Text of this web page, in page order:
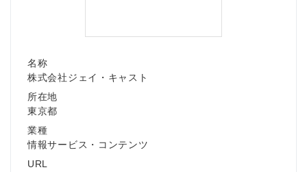
名称
株式会社ジェイ・キャスト
所在地
東京都
業種
情報サービス・コンテンツ
URL